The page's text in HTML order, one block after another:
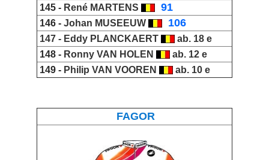
145 - René MARTENS 91
146 - Johan MUSEEUW 106
147 - Eddy PLANCKAERT
ab. 18 e
148 - Ronny VAN HOLEN
ab. 12 e
149 - Philip VAN VOOREN ab. 10 e
FAGOR